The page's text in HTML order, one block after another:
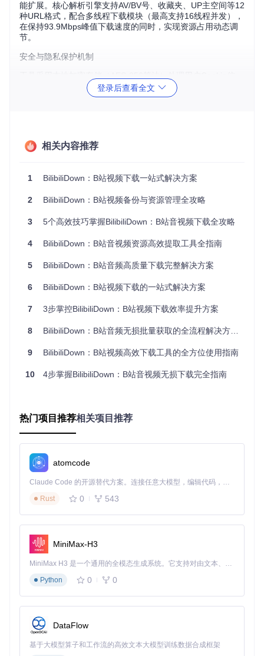
能扩展。核心解析引擎支持AV/BV号、收藏夹、UP主空间等12
种URL格式，配合多线程下载模块（最高支持16线程并发），
在保持93.9Mbps峰值下载速度的同时，实现资源占用动态调
节。
安全与隐私保护机制
息，所有认证过程均通过B站官方API完成，不截留任何账号凭
证。配置文件（位于release/config目录）采用明文JSON格
环境适配指南：跨平台部署方案
当你需要在不同操作系统间迁移下载任务时，BilibiliDown提供
Windows系统
执行release目录下的Create-Shortcut-on-Desktop-for-Win.
vbs脚本自动创建桌面快捷方式
支持Windows 7/10/11系统，需预先安装JRE 8及以上环境
macOS系统
运行Double-Click-to-Run-for-Mac.command启动程序
应用
Linux系统
执行Create-Shortcut-on-Desktop-for-Linux.sh创建应用快
依赖libgtk2.0-0及ffmpeg组件，可通过sudo apt install
图1：BilibiliDown跨平台安装流程示意（支持Windows/macO
S/Linux系统）
基础场景：单视频精准下载
当你需要保存单个教学视频或精彩片段时，可通过以下三步完
链接解析：在主界面地址栏输入B站视频URL（支持AV/BV
号直接输入），点击"查找"按钮
清晰度"策略，可手动切换1080P/720P等分辨率选项
执行下载：点击"下载"按钮后，任务自动进入下载队列，
登录后查看全文
相关内容推荐
1 BilibiliDown：B站视频下载一站式解决方案
2 BilibiliDown：B站视频备份与资源管理全攻略
3 5个高效技巧掌握BilibiliDown：B站音视频下载全攻略
4 BilibiliDown：B站音视频资源高效提取工具全指南
5 BilibiliDown：B站音频高质量下载完整解决方案
6 BilibiliDown：B站视频下载的一站式解决方案
7 3步掌控BilibiliDown：B站视频下载效率提升方案
8 BilibiliDown：B站音频无损批量获取的全流程解决方案 | 技术爱好者指南
9 BilibiliDown：B站视频高效下载工具的全方位使用指南
10 4步掌握BilibiliDown：B站音视频无损下载完全指南
热门项目推荐相关项目推荐
atomcode
Claude Code 的开源替代方案。连接任意大模型，编辑代码，运行命令，自动验证 — 全自动执行。用 Rust 构建，极致性能。 ｜ An open-source alternative to Claude Code. Connect any LLM, edit code, run commands, and verify changes — autonomously. Built in Rust for speed. Get Started
Rust
0 543
MiniMax-H3
MiniMax H3 是一个通用的全模态生成系统。它支持对由文本、图像、视频和音频组成的多模态上下文进行统一理解，并能生成分辨率高达 2K、时长可达 15 秒的带原生立体声音频的视频。得益于面向任务泛化的系统设计，H3 在预训练阶段就已具备广泛的多模态上下文理解与生成能力，能够出色地执行复杂的多模态指令。
Python
0 0
DataFlow
基于大模型算子和工作流的高效文本大模型训练数据合成框架